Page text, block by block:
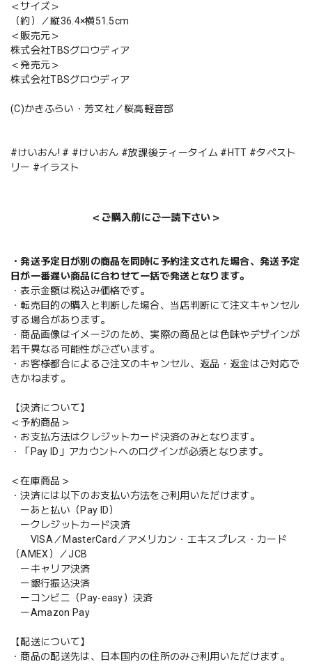
＜サイズ＞
（約）／縦36.4×横51.5cm
＜販売元＞
株式会社TBSグロウディア
＜発売元＞
株式会社TBSグロウディア
(C)かきふらい・芳文社／桜高軽音部
#けいおん! # #けいおん #放課後ティータイム #HTT #タペスト
リー #イラスト
＜ご購入前にご一読下さい＞
・発送予定日が別の商品を同時に予約注文された場合、発送予定
日が一番遅い商品に合わせて一括で発送となります。
・表示金額は税込み価格です。
・転売目的の購入と判断した場合、当店判断にて注文キャンセル
する場合があります。
・商品画像はイメージのため、実際の商品とは色味やデザインが
若干異なる可能性がございます。
・お客様都合によるご注文のキャンセル、返品・返金はご対応で
きかねます。
【決済について】
＜予約商品＞
・お支払方法はクレジットカード決済のみとなります。
・「Pay ID」アカウントへのログインが必須となります。
＜在庫商品＞
・決済には以下のお支払い方法をご利用いただけます。
ーあと払い（Pay ID）
ークレジットカード決済
VISA／MasterCard／アメリカン・エキスプレス・カード
（AMEX）／JCB
ーキャリア決済
ー銀行振込決済
ーコンビニ（Pay-easy）決済
ーAmazon Pay
【配送について】
・商品の配送先は、日本国内の住所のみご利用いただけます。